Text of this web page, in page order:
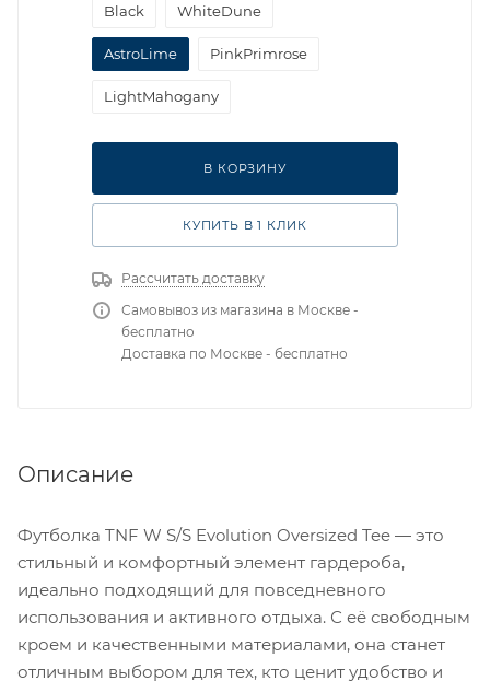
Black WhiteDune
AstroLime PinkPrimrose
LightMahogany
В КОРЗИНУ
КУПИТЬ В 1 КЛИК
Рассчитать доставку
Самовывоз из магазина в Москве -
бесплатно
Доставка по Москве - бесплатно
Описание
Футболка TNF W S/S Evolution Oversized Tee — это
стильный и комфортный элемент гардероба,
идеально подходящий для повседневного
использования и активного отдыха. С её свободным
кроем и качественными материалами, она станет
отличным выбором для тех, кто ценит удобство и